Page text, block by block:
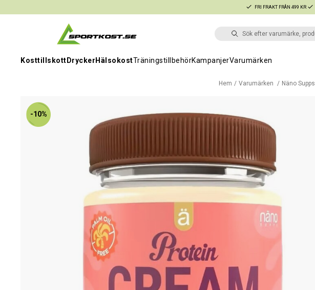
FRI FRAKT FRÅN 499 KR
KosttillskottDryckerHälsokostTräningstillbehörKampanjerVarumärken
Hem Varumärken Näno Supps
-10%